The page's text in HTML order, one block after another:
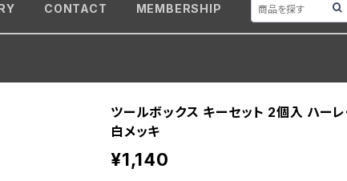
CONTACT MEMBERSHIP
ツールボックス キーセット 2個入 ハー
白メッキ
¥1,140